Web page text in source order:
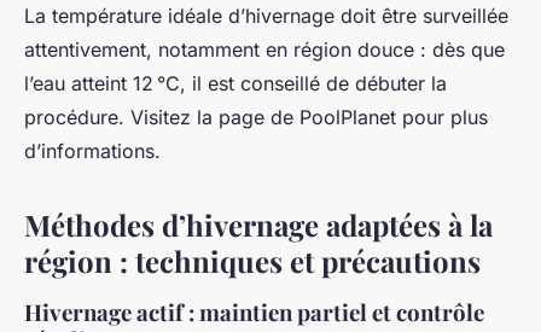
La température idéale d’hivernage doit être surveillée
attentivement, notamment en région douce : dès que
l’eau atteint 12 °C, il est conseillé de débuter la
procédure. Visitez la page de PoolPlanet pour plus
d’informations.
Méthodes d’hivernage adaptées à la
région : techniques et précautions
Hivernage actif : maintien partiel et contrôle